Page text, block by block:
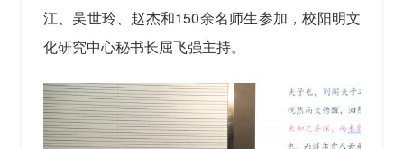
江、吴世玲、赵杰和150余名师生参加，校阳明文
化研究中心秘书长屈飞强主持。